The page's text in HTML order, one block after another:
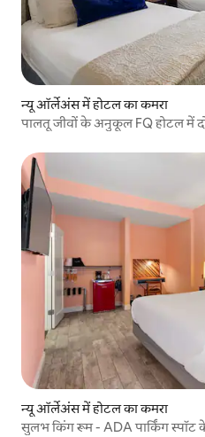
न्यू ऑर्लेअंस में होटल का कमरा
पालतू जीवों के अनुकूल FQ होटल में
न्यू ऑर्लेअंस में होटल का कमरा
सुलभ किंग रूम - ADA पार्किंग स्पॉट